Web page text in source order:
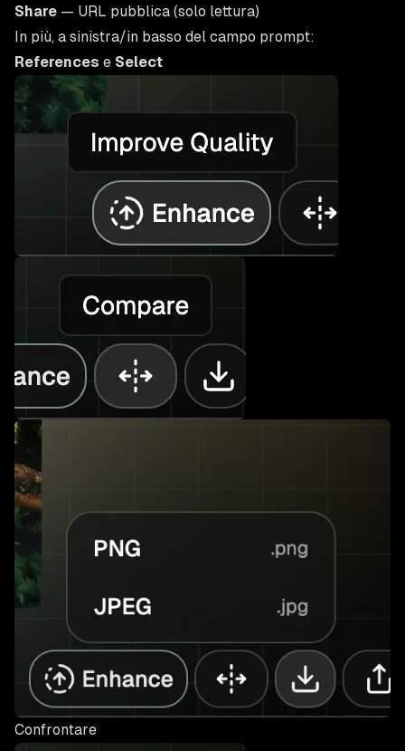
Share — URL pubblica (solo lettura)
In più, a sinistra/in basso del campo prompt:
References e Select
Confrontare